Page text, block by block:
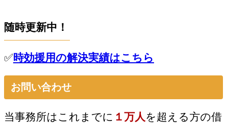
随時更新中！
✅時効援用の解決実績はこちら
お問い合わせ
当事務所はこれまでに １万人 を超える方の借